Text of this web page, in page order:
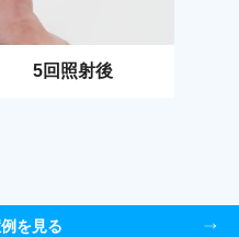
を見る
5回照射後